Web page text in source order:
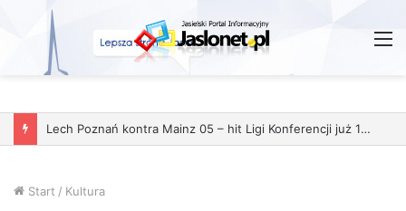
Start / Kultura